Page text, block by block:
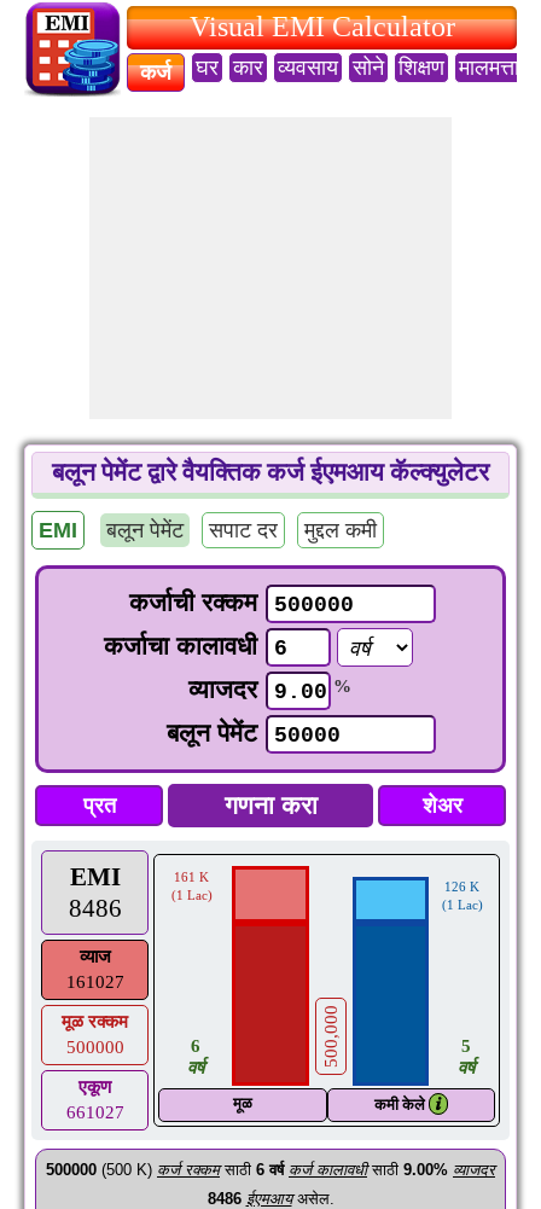
Visual EMI Calculator
कर्ज घर कार व्यवसाय सोने शिक्षण मालमत्ता
बलून पेमेंट द्वारे वैयक्तिक कर्ज ईएमआय कॅल्क्युलेटर
EMI बलून पेमेंट सपाट दर मुद्दल कमी
कर्जाची रक्कम
कर्जाचा कालावधी
व्याजदर
%
बलून पेमेंट
प्रत शेअर
EMI
8486
व्याज
161027
मूळ रक्कम
500000
एकूण
661027
161 K
(1 Lac)
6
वर्ष
500,000
126 K
(1 Lac)
5
वर्ष
मूळ कमी केले 𝒊
500000 (500 K) कर्ज रक्कमसाठी 6 वर्ष कर्ज कालावधीसाठी 9.00% व्याजदर
8486 ईएमआयअसेल.